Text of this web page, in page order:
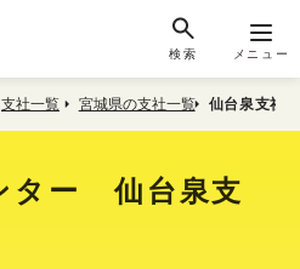
検索 メニュー
支社一覧 宮城県の支社一覧 仙台泉支社
ター 仙台泉支